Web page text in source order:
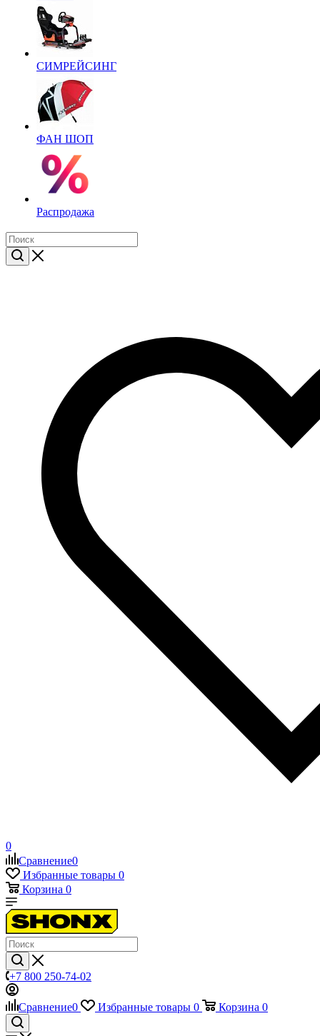
СИМРЕЙСИНГ
ФАН ШОП
Распродажа
0
Сравнение0
Избранные товары 0
Корзина 0
+7 800 250-74-02
Сравнение0 Избранные товары 0 Корзина 0